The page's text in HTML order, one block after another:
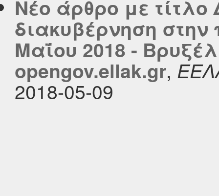
Νέο άρθρο με
διακυβέρνηση στην
Μαΐου 2018 -
opengov.ellak.gr,
2018-05-09